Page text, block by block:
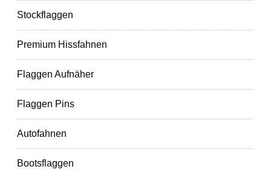
Stockflaggen
Premium Hissfahnen
Flaggen Aufnäher
Flaggen Pins
Autofahnen
Bootsflaggen